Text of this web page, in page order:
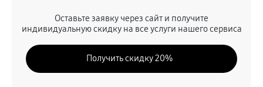
630 руб 60 минут
Оставьте заявку через сайт и получите
индивидуальную скидку на все услуги нашего сервиса
Получить скидку 20%